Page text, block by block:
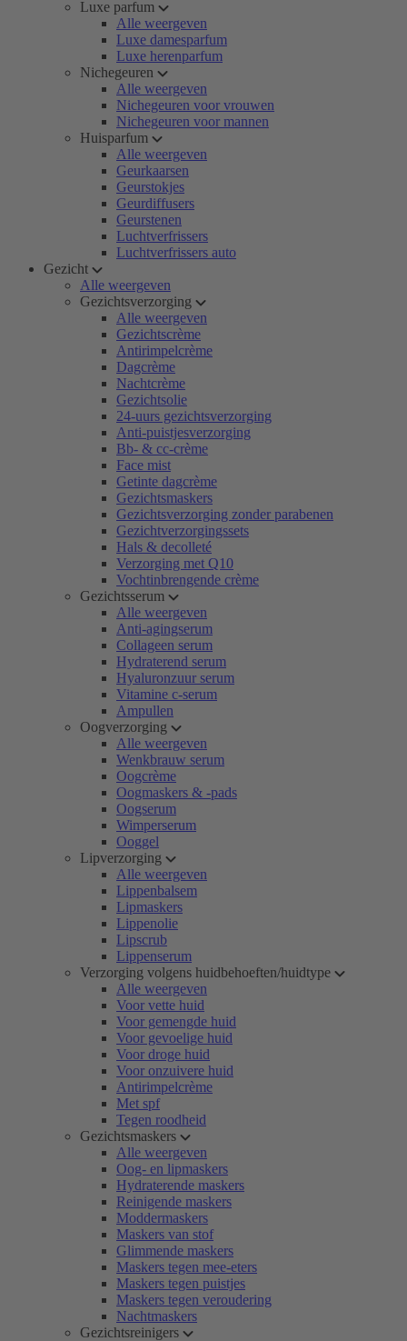
Luxe parfum
Alle weergeven
Luxe damesparfum
Luxe herenparfum
Nichegeuren
Alle weergeven
Nichegeuren voor vrouwen
Nichegeuren voor mannen
Huisparfum
Alle weergeven
Geurkaarsen
Geurstokjes
Geurdiffusers
Geurstenen
Luchtverfrissers
Luchtverfrissers auto
Gezicht
Alle weergeven
Gezichtsverzorging
Alle weergeven
Gezichtscrème
Antirimpelcrème
Dagcrème
Nachtcrème
Gezichtsolie
24-uurs gezichtsverzorging
Anti-puistjesverzorging
Bb- & cc-crème
Face mist
Getinte dagcrème
Gezichtsmaskers
Gezichtsverzorging zonder parabenen
Gezichtverzorgingssets
Hals & decolleté
Verzorging met Q10
Vochtinbrengende crème
Gezichtsserum
Alle weergeven
Anti-agingserum
Collageen serum
Hydraterend serum
Hyaluronzuur serum
Vitamine c-serum
Ampullen
Oogverzorging
Alle weergeven
Wenkbrauw serum
Oogcrème
Oogmaskers & -pads
Oogserum
Wimperserum
Ooggel
Lipverzorging
Alle weergeven
Lippenbalsem
Lipmaskers
Lippenolie
Lipscrub
Lippenserum
Verzorging volgens huidbehoeften/huidtype
Alle weergeven
Voor vette huid
Voor gemengde huid
Voor gevoelige huid
Voor droge huid
Voor onzuivere huid
Antirimpelcrème
Met spf
Tegen roodheid
Gezichtsmaskers
Alle weergeven
Oog- en lipmaskers
Hydraterende maskers
Reinigende maskers
Moddermaskers
Maskers van stof
Glimmende maskers
Maskers tegen mee-eters
Maskers tegen puistjes
Maskers tegen veroudering
Nachtmaskers
Gezichtsreinigers